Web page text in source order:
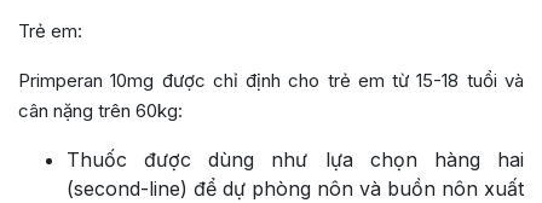
Trẻ em:
Primperan 10mg được chỉ định cho trẻ em từ 15-18 tuổi và
cân nặng trên 60kg:
Thuốc được dùng như lựa chọn hàng hai
(second-line) để dự phòng nôn và buồn nôn xuất